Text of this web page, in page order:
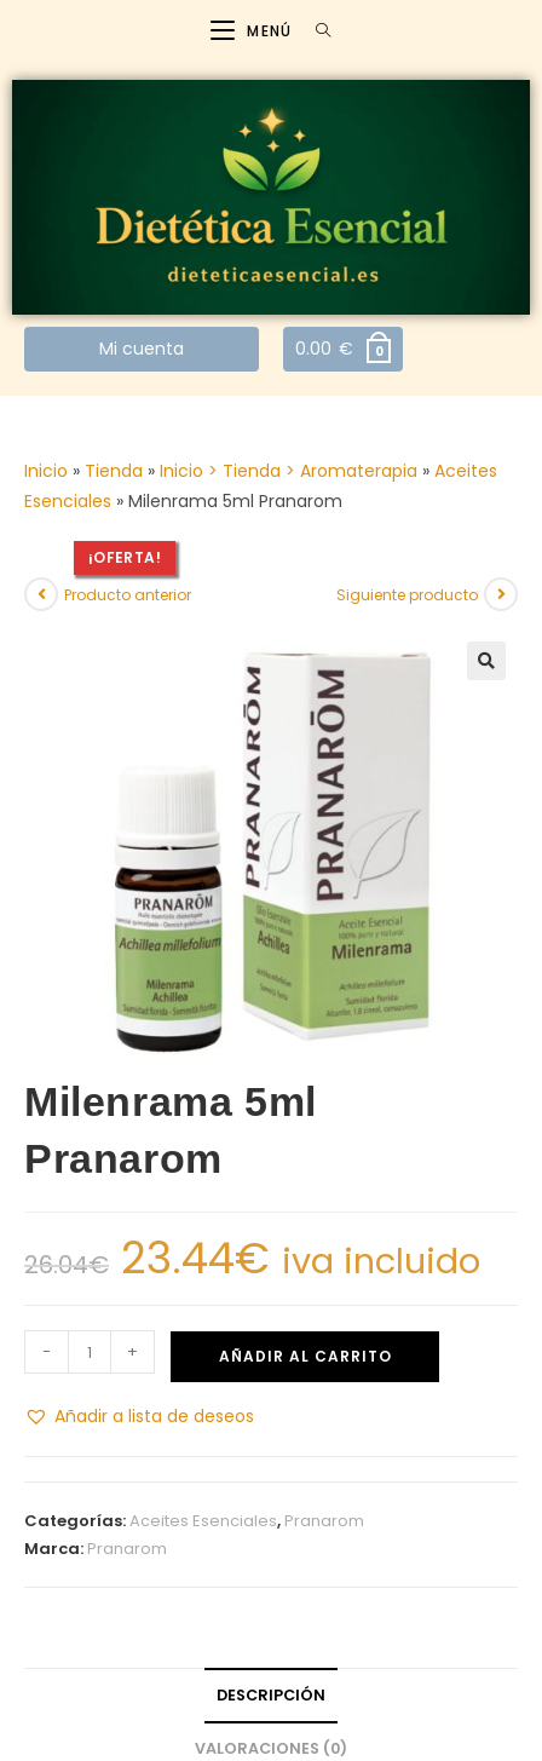
MENÚ
Mi cuenta 0.00 € 0
Inicio » Tienda » Inicio > Tienda > Aromaterapia » Aceites
Esenciales » Milenrama 5ml Pranarom
¡OFERTA!
Producto anterior
Siguiente producto
Milenrama 5ml
Pranarom
26.04€ 23.44€ iva incluido
- + AÑADIR AL CARRITO
Añadir a lista de deseos
Categorías:Aceites Esenciales, Pranarom
Marca: Pranarom
DESCRIPCIÓN
VALORACIONES (0)